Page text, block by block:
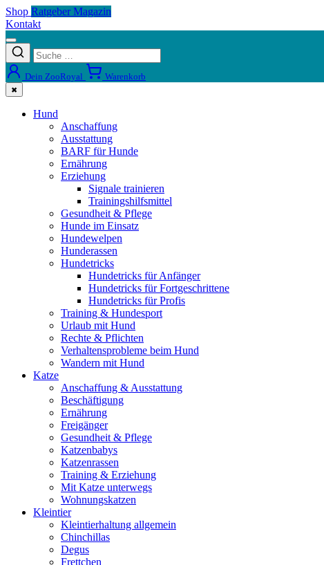
Shop Ratgeber Magazin
Kontakt
Dein ZooRoyal Warenkorb
✖
Hund
Anschaffung
Ausstattung
BARF für Hunde
Ernährung
Erziehung
Signale trainieren
Trainingshilfsmittel
Gesundheit & Pflege
Hunde im Einsatz
Hundewelpen
Hunderassen
Hundetricks
Hundetricks für Anfänger
Hundetricks für Fortgeschrittene
Hundetricks für Profis
Training & Hundesport
Urlaub mit Hund
Rechte & Pflichten
Verhaltensprobleme beim Hund
Wandern mit Hund
Katze
Anschaffung & Ausstattung
Beschäftigung
Ernährung
Freigänger
Gesundheit & Pflege
Katzenbabys
Katzenrassen
Training & Erziehung
Mit Katze unterwegs
Wohnungskatzen
Kleintier
Kleintierhaltung allgemein
Chinchillas
Degus
Frettchen